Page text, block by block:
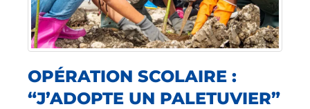
OPÉRATION SCOLAIRE :
“J’ADOPTE UN PALETUVIER”